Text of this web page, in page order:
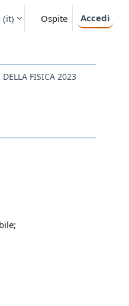
‎(it)‎ Ospite Accedi
FISICA 2023